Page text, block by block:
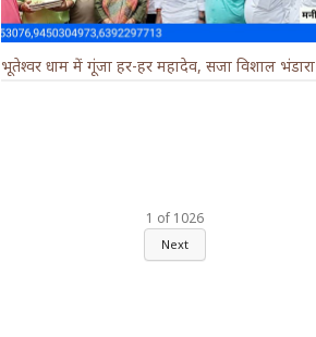
भूतेश्वर धाम में गूंजा हर-हर महादेव, सजा विशाल भंडारा
1 of 1026
Next